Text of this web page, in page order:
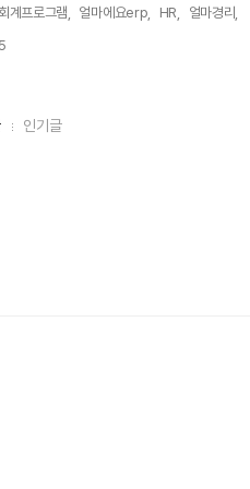
회계프로그램, 얼마에요erp, HR,
얼마경리,
인기글